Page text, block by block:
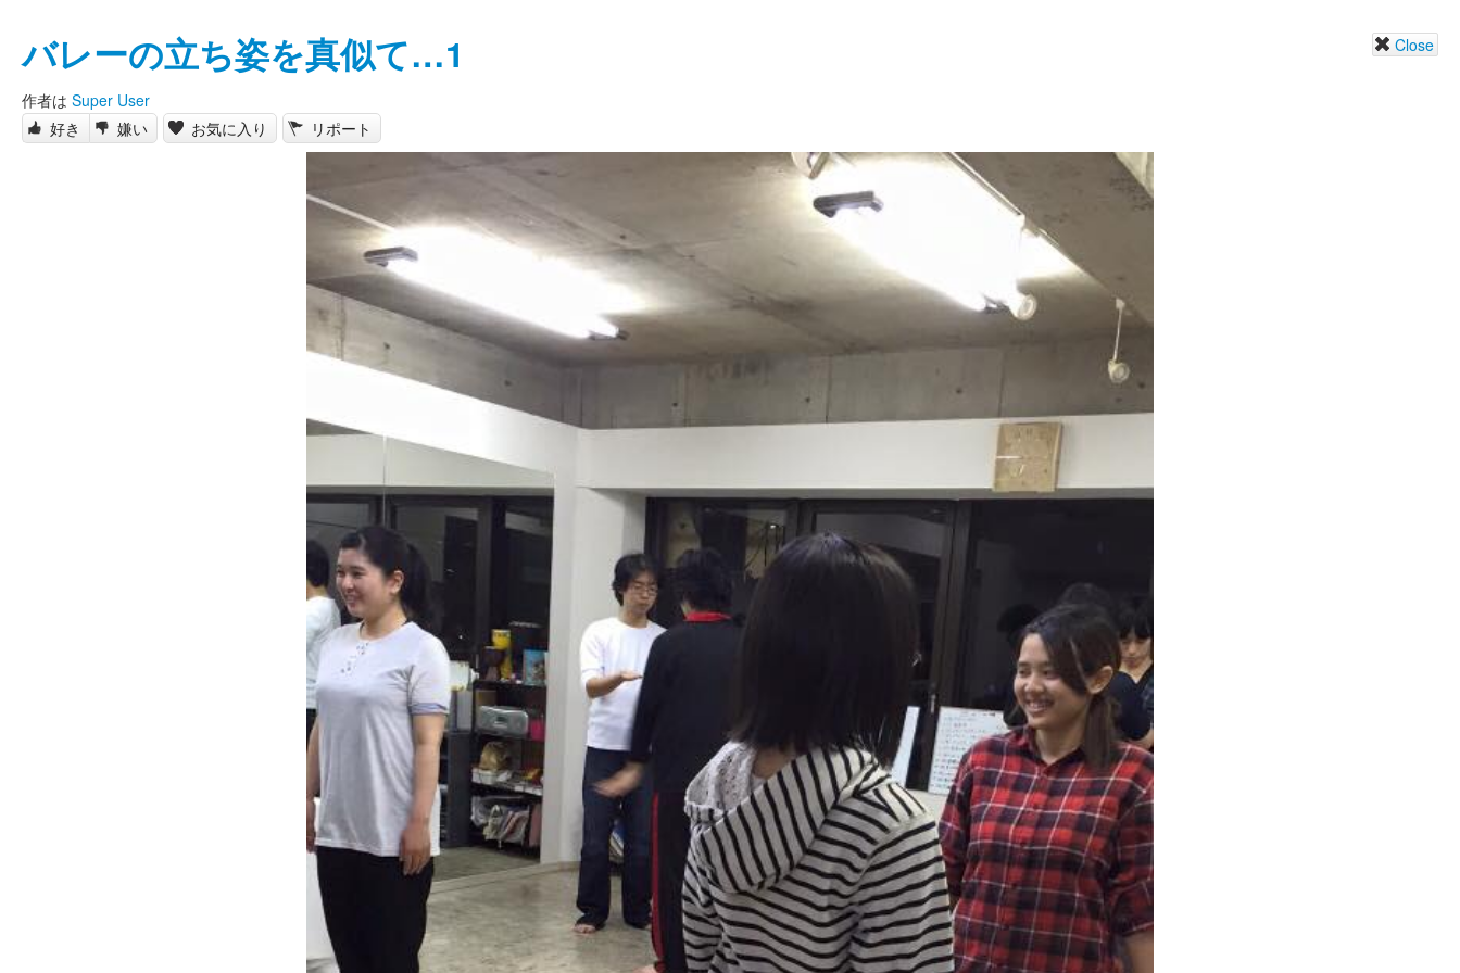
Close
バレーの立ち姿を真似て…1
作者は Super User
好き
嫌い お気に入り リポート